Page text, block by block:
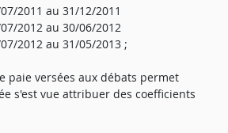
2011 au 31/12/2011
2012 au 30/06/2012
2012 au 31/05/2013 ;
paie versées aux débats permet
s'est vue attribuer des coefficients